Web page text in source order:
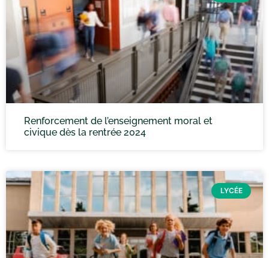
Renforcement de l’enseignement moral et
civique dès la rentrée 2024
LYCÉE